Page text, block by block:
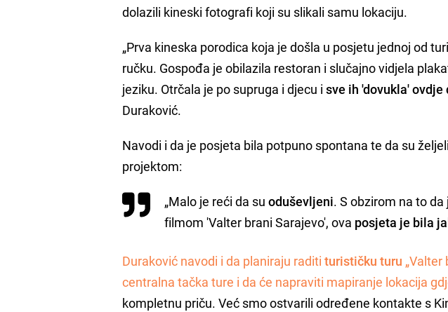
dolazili kineski fotografi koji su slikali samu lokaciju.
„Prva kineska porodica koja je došla u posjetu jednoj od
ručku. Gospođa je obilazila restoran i slučajno vidjela
jeziku. Otrčala je po supruga i djecu isve ih 'dovukla' ovdje
Duraković.
Navodi i da je posjeta bila potpuno spontana te da su
projektom:
„Malo je reći da suoduševljeni. S obzirom na to
filmom 'Valter brani Sarajevo', ova posjeta je bila
Duraković navodi i da planiraju radititurističku turu „Valter
centralna tačka ture i da će napraviti mapiranje lokacija
kompletnu priču. Već smo ostvarili određene kontakte s